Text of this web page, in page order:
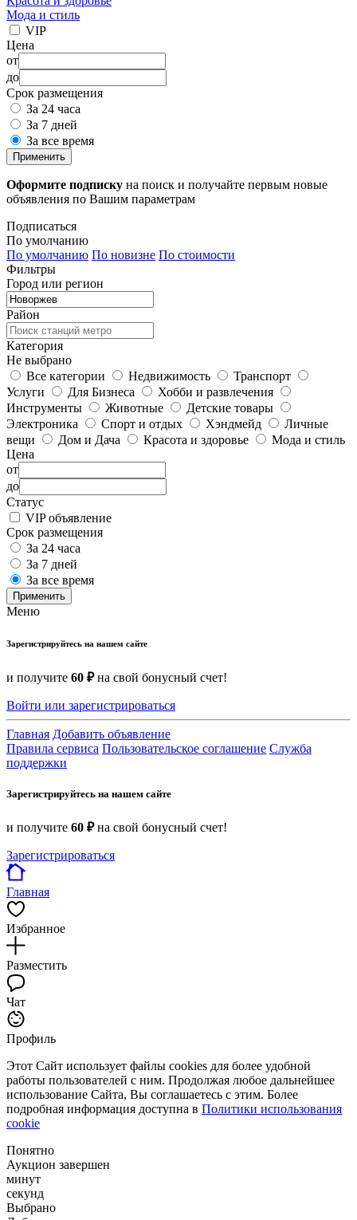
Мода и стиль
VIP
Цена
от
до
Срок размещения
За 24 часа
За 7 дней
За все время
Применить
Оформите подписку на поиск и получайте первым новые
объявления по Вашим параметрам
Подписаться
По умолчанию
По умолчанию По новизне По стоимости
Фильтры
Город или регион
Район
Категория
Не выбрано
Все категории
Недвижимость
Транспорт
Услуги
Для Бизнеса
Хобби и развлечения
Инструменты
Животные
Детские товары
Электроника
Спорт и отдых Хэндмейд
Личные
вещи
Дом и Дача Красота и здоровье
Мода и стиль
Цена
от
до
Статус
VIP объявление
Срок размещения
За 24 часа
За 7 дней
За все время
Применить
Меню
Зарегистрируйтесь на нашем сайте
и получите 60 ₽на свой бонусный счет!
Войти или зарегистрироваться
Главная Добавить объявление
Правила сервиса Пользовательское соглашение Служба
поддержки
Зарегистрируйтесь на нашем сайте
и получите 60 ₽на свой бонусный счет!
Зарегистрироваться
Главная
Избранное
Разместить
Чат
Профиль
Этот Сайт использует файлы cookies для более удобной
работы пользователей с ним. Продолжая любое дальнейшее
использование Сайта, Вы соглашаетесь с этим. Более
подробная информация доступна в Политики использования
cookie
Понятно
Аукцион завершен
минут
секунд
Выбрано